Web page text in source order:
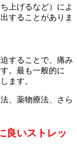
上げるなど）によ
することがありま
することで、痛み
。最も一般的に
ます。
、薬物療法、さら
良いストレッ